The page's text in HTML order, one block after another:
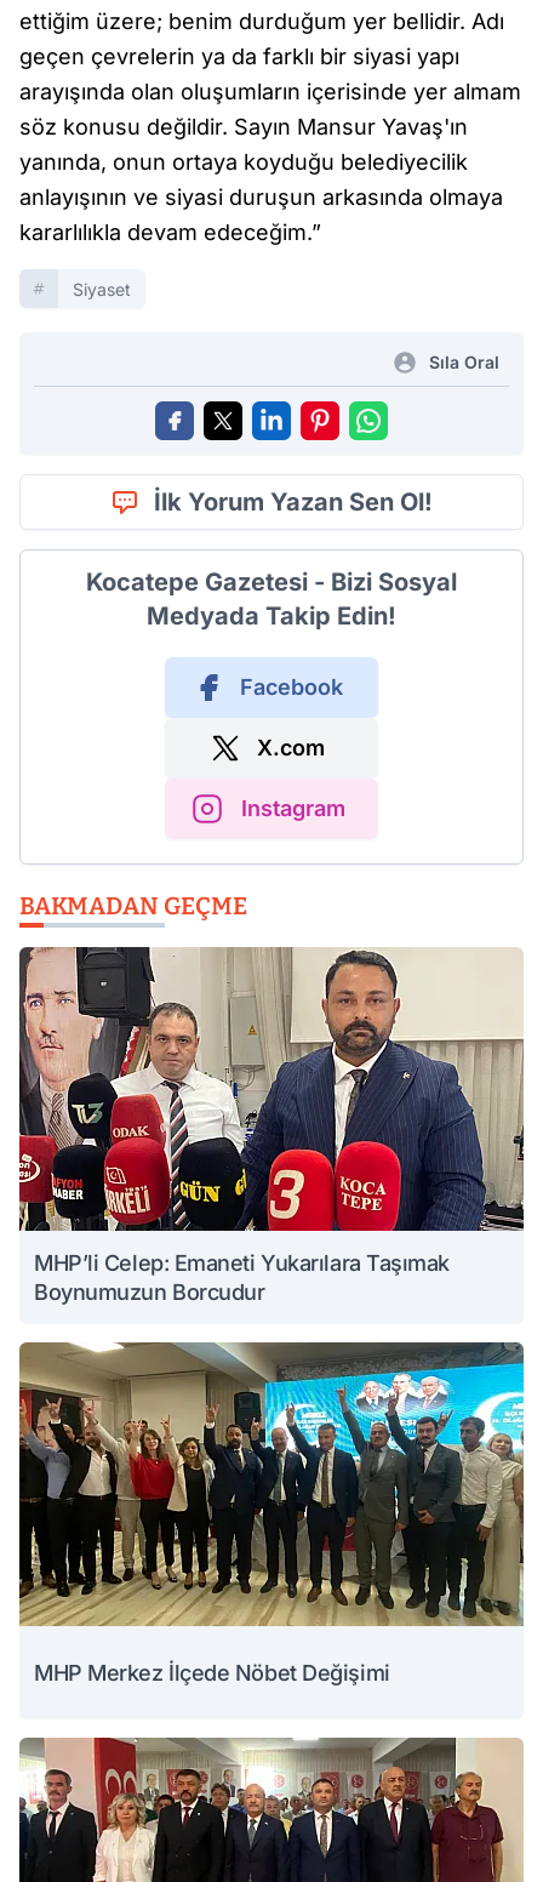
ettiğim üzere; benim durduğum yer bellidir. Adı
geçen çevrelerin ya da farklı bir siyasi yapı
arayışında olan oluşumların içerisinde yer almam
söz konusu değildir. Sayın Mansur Yavaş'ın
yanında, onun ortaya koyduğu belediyecilik
anlayışının ve siyasi duruşun arkasında olmaya
kararlılıkla devam edeceğim.”
Siyaset
Sıla Oral
İlk Yorum Yazan Sen Ol!
Kocatepe Gazetesi - Bizi Sosyal
Medyada Takip Edin!
Facebook
X.com
Instagram
BAKMADAN GEÇME
MHP’li Celep: Emaneti Yukarılara Taşımak
Boynumuzun Borcudur
MHP Merkez İlçede Nöbet Değişimi